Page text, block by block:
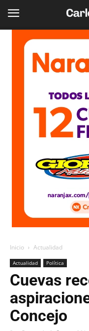
Inicio Actualidad
Actualidad Política
Cuevas
Concejo